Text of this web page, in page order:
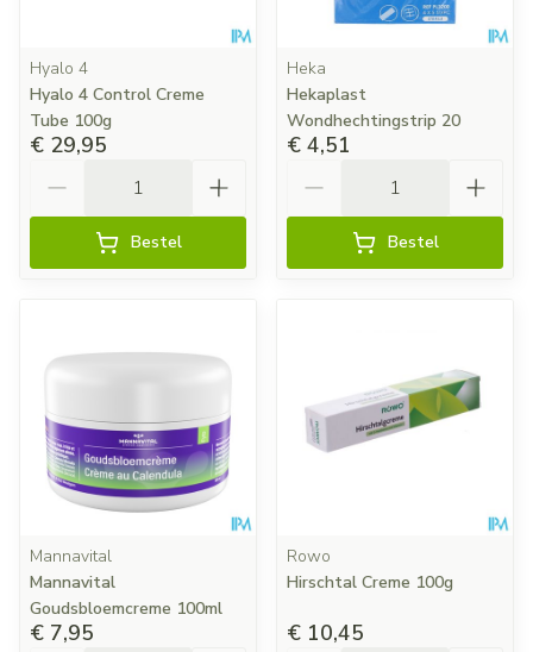
Hyalo 4
Hyalo 4 Control Creme
Tube 100g
€ 29,95
Bestel
Heka
Hekaplast
Wondhechtingstrip 20
€ 4,51
Bestel
Mannavital
Mannavital
Goudsbloemcreme 100ml
€ 7,95
Rowo
Hirschtal Creme 100g
€ 10,45